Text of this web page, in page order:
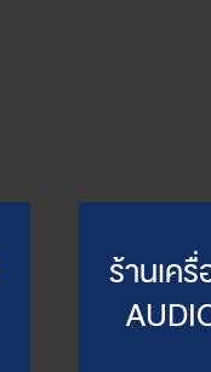
ร้านเค
AUDIO สาขาราชพฤกษ์